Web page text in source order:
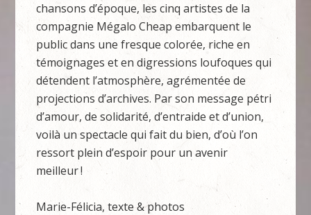
chansons d’époque, les cinq artistes de la
compagnie Mégalo Cheap embarquent le
public dans une fresque colorée, riche en
témoignages et en digressions loufoques qui
détendent l’atmosphère, agrémentée de
projections d’archives. Par son message pétri
d’amour, de solidarité, d’entraide et d’union,
voilà un spectacle qui fait du bien, d’où l’on
ressort plein d’espoir pour un avenir
meilleur !
Marie-Félicia, texte & photos